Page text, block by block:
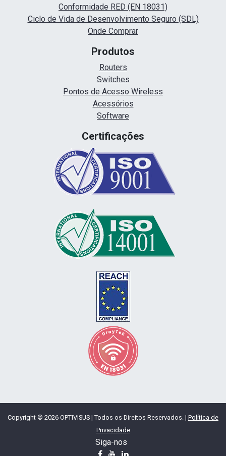
Conformidade RED (EN 18031)
Ciclo de Vida de Desenvolvimento Seguro (SDL)
Onde Comprar
Produtos
Routers
Switches
Pontos de Acesso Wireless
Acessórios
Software
Certificações
Copyright © 2026 OPTIVISUS | Todos os Direitos Reservados. | Política de
Privacidade
Siga-nos